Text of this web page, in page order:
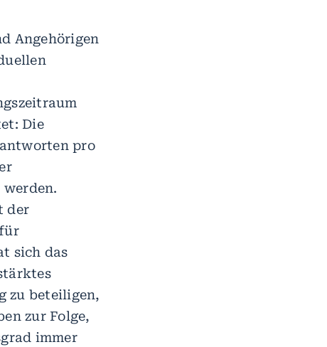
Angehörigen
Die
pro
der
sich das
zu beteiligen,
zur Folge,
immer